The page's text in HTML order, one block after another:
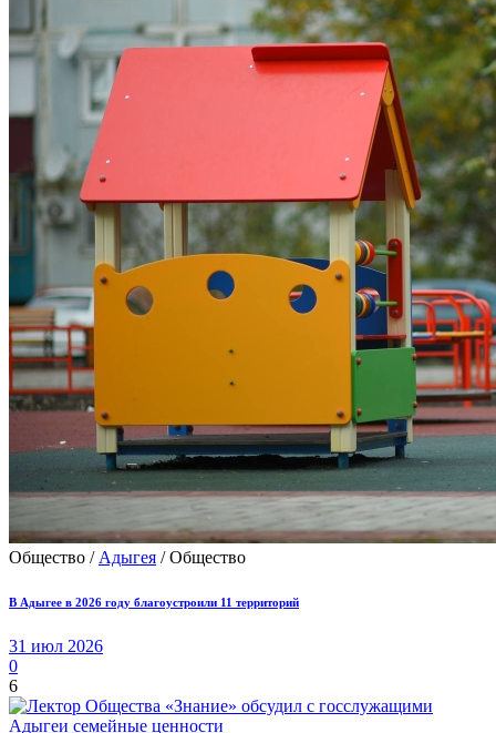
Общество / Адыгея / Общество
В Адыгее в 2026 году благоустроили 11 территорий
31 июл 2026
0
6